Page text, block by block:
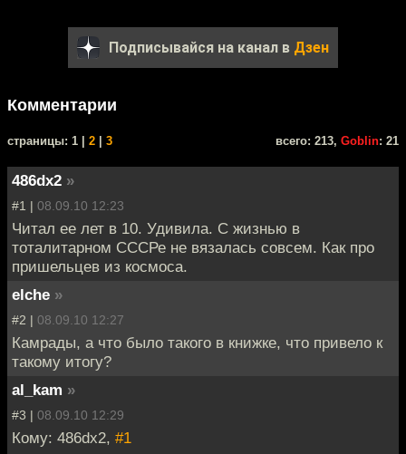
Подписывайся на канал в Дзен
Комментарии
cтраницы: 1 | 2 3 всего: 213, Goblin: 21
486dx2 »
#1 | 08.09.10 12:23
Читал ее лет в 10. Удивила. С жизнью в
тоталитарном СССРе не вязалась совсем. Как про
пришельцев из космоса.
elche »
#2 | 08.09.10 12:27
Камрады, а что было такого в книжке, что привело к
такому итогу?
al_kam »
#3 | 08.09.10 12:29
Кому: 486dx2, #1